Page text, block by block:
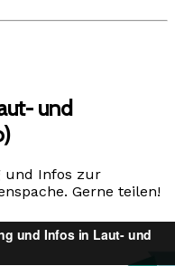
und
und Infos zur
Gerne teilen!